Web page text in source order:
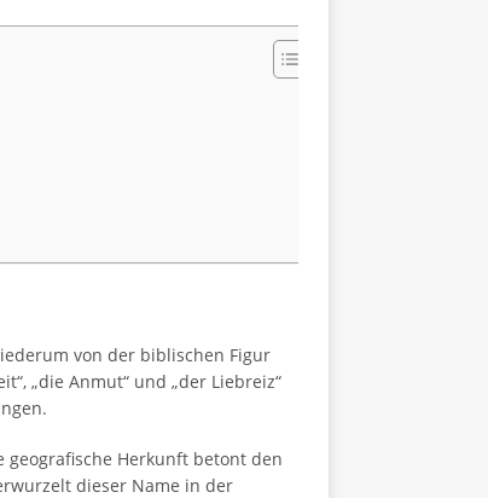
von der biblischen Figur
„die Anmut“ und „der Liebreiz“
geografische Herkunft betont den
dieser Name in der